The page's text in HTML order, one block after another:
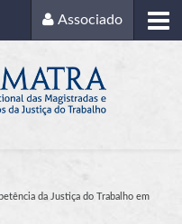
Associado
da Justiça do Trabalho em